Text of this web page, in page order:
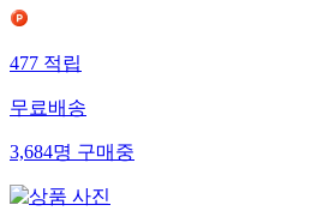
477적립
무료배송
3,684명구매중